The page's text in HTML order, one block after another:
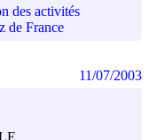
des activités
de France
11/07/2003